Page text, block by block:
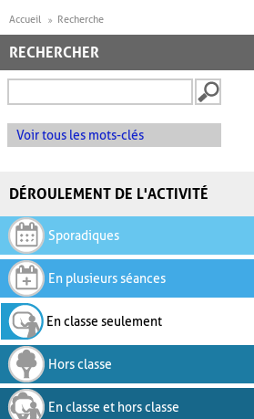
Accueil Recherche
RECHERCHER
Voir tous les mots-clés
DÉROULEMENT DE L'ACTIVITÉ
Sporadiques
En plusieurs séances
En classe seulement
Hors classe
En classe et hors classe